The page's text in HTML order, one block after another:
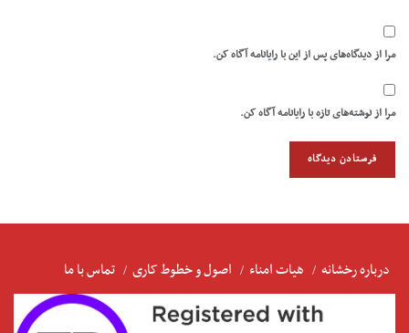
مرا از دیدگاه‌های پس از این با رایانامه آگاه کن.
مرا از نوشته‌های تازه با رایانامه آگاه کن.
درباره رخشانه هیات امناء اصول و خطوط کاری تماس با ما